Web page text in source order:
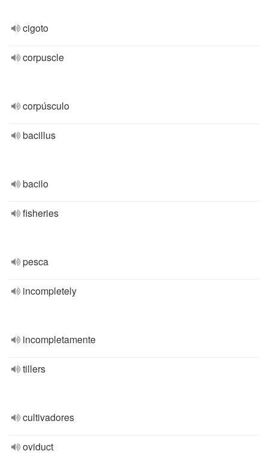
cigoto
corpuscle
corpúsculo
bacillus
bacilo
fisheries
pesca
incompletely
incompletamente
tillers
cultivadores
oviduct